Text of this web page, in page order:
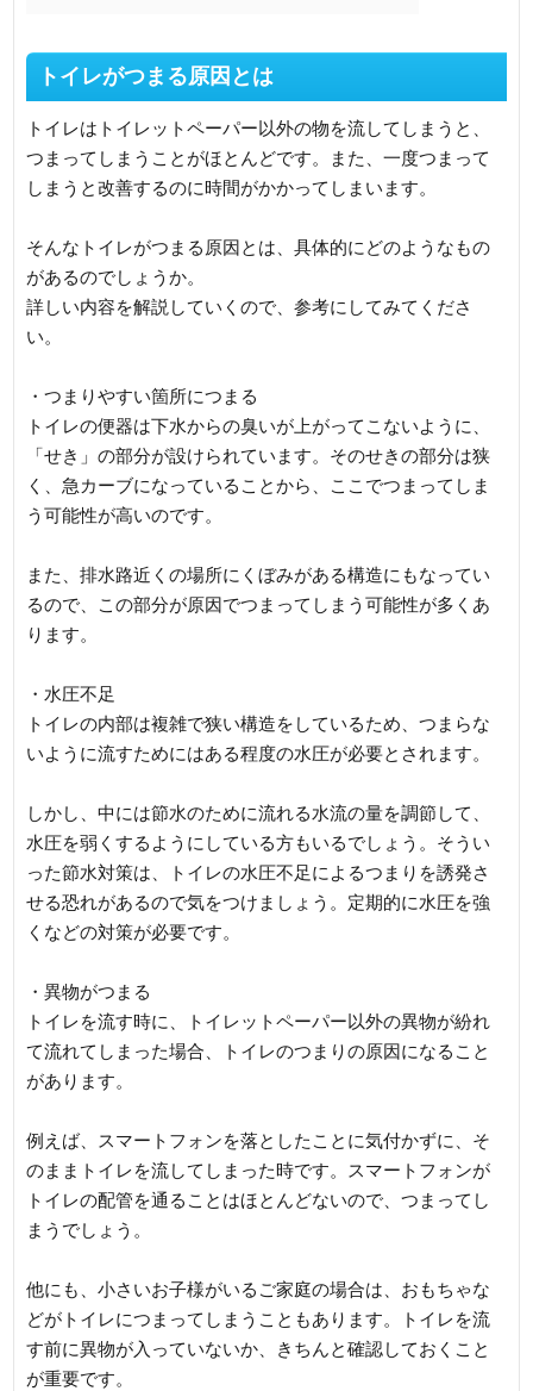
トイレがつまる原因とは
トイレはトイレットペーパー以外の物を流してしまうと、
つまってしまうことがほとんどです。また、一度つまって
しまうと改善するのに時間がかかってしまいます。
そんなトイレがつまる原因とは、具体的にどのようなもの
があるのでしょうか。
詳しい内容を解説していくので、参考にしてみてくださ
い。
・つまりやすい箇所につまる
トイレの便器は下水からの臭いが上がってこないように、
「せき」の部分が設けられています。そのせきの部分は狭
く、急カーブになっていることから、ここでつまってしま
う可能性が高いのです。
また、排水路近くの場所にくぼみがある構造にもなってい
るので、この部分が原因でつまってしまう可能性が多くあ
ります。
・水圧不足
トイレの内部は複雑で狭い構造をしているため、つまらな
いように流すためにはある程度の水圧が必要とされます。
しかし、中には節水のために流れる水流の量を調節して、
水圧を弱くするようにしている方もいるでしょう。そうい
った節水対策は、トイレの水圧不足によるつまりを誘発さ
せる恐れがあるので気をつけましょう。定期的に水圧を強
くなどの対策が必要です。
・異物がつまる
トイレを流す時に、トイレットペーパー以外の異物が紛れ
て流れてしまった場合、トイレのつまりの原因になること
があります。
例えば、スマートフォンを落としたことに気付かずに、そ
のままトイレを流してしまった時です。スマートフォンが
トイレの配管を通ることはほとんどないので、つまってし
まうでしょう。
他にも、小さいお子様がいるご家庭の場合は、おもちゃな
どがトイレにつまってしまうこともあります。トイレを流
す前に異物が入っていないか、きちんと確認しておくこと
が重要です。